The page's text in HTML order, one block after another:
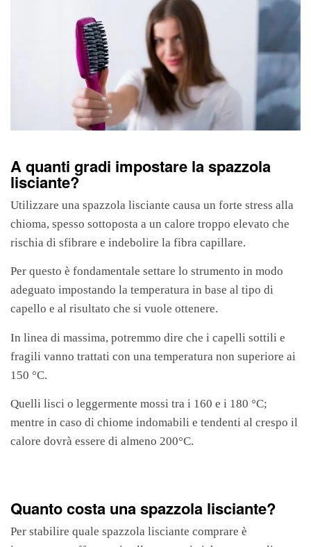
A quanti gradi impostare la spazzola
lisciante?
Utilizzare una spazzola lisciante causa un forte stress alla
chioma, spesso sottoposta a un calore troppo elevato che
rischia di sfibrare e indebolire la fibra capillare.
Per questo è fondamentale settare lo strumento in modo
adeguato impostando la temperatura in base al tipo di
capello e al risultato che si vuole ottenere.
In linea di massima, potremmo dire che i capelli sottili e
fragili vanno trattati con una temperatura non superiore ai
150 °C.
Quelli lisci o leggermente mossi tra i 160 e i 180 °C;
mentre in caso di chiome indomabili e tendenti al crespo il
calore dovrà essere di almeno 200°C.
Quanto costa una spazzola lisciante?
Per stabilire quale spazzola lisciante comprare è